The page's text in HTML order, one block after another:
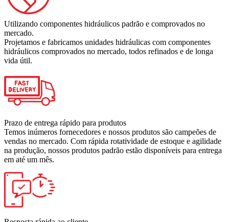
Utilizando componentes hidráulicos padrão e comprovados no
mercado.
Projetamos e fabricamos unidades hidráulicas com componentes
hidráulicos comprovados no mercado, todos refinados e de longa
vida útil.
Prazo de entrega rápido para produtos
Temos inúmeros fornecedores e nossos produtos são campeões de
vendas no mercado. Com rápida rotatividade de estoque e agilidade
na produção, nossos produtos padrão estão disponíveis para entrega
em até um mês.